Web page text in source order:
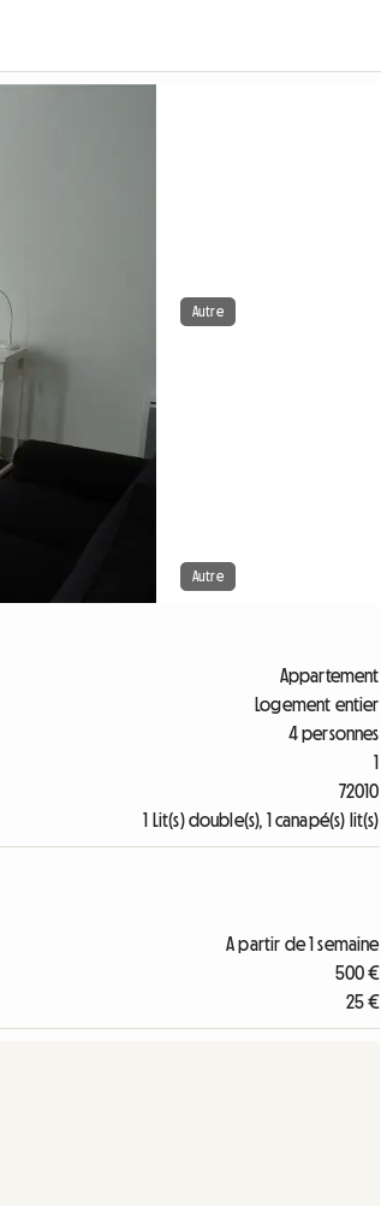
Autre
Autre
Appartement
Logement entier
4 personnes
1
72010
1 Lit(s) double(s), 1 canapé(s) lit(s)
A partir de 1 semaine
500 €
25 €